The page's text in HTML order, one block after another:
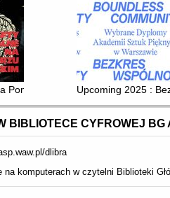
a splątanie materii ze znaczeniem
Pomorzu GdańskimUpcoming 2025 :
BIBLIOTECE CYFROWEJ BG
dlibra
na komputerach w czytelni Biblioteki